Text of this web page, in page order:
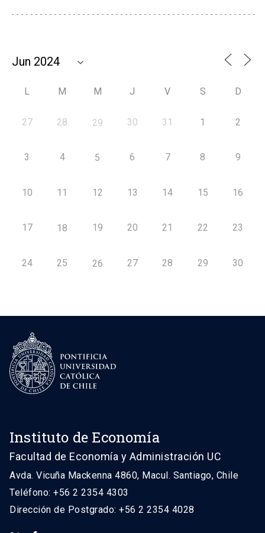
L M M J V S D
27 28 29 30 31 1 2
3 4 5 6 7 8 9
10 11 12 13 14 15 16
17 18 19 20 21 22 23
24 25 26 27 28 29 30
Instituto de Economía
Facultad de Economía y Administración UC
Avda. Vicuña Mackenna 4860, Macul. Santiago, Chile
Teléfono: +56 2 2354 4303
Dirección de Postgrado: +56 2 2354 4028